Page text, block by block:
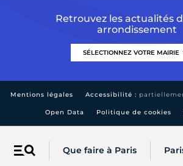
Menu Que faire à Paris
Retrouvez les actualités
arrondissement
Mentions légales Accessibilité :
Open Data Politique de cookies